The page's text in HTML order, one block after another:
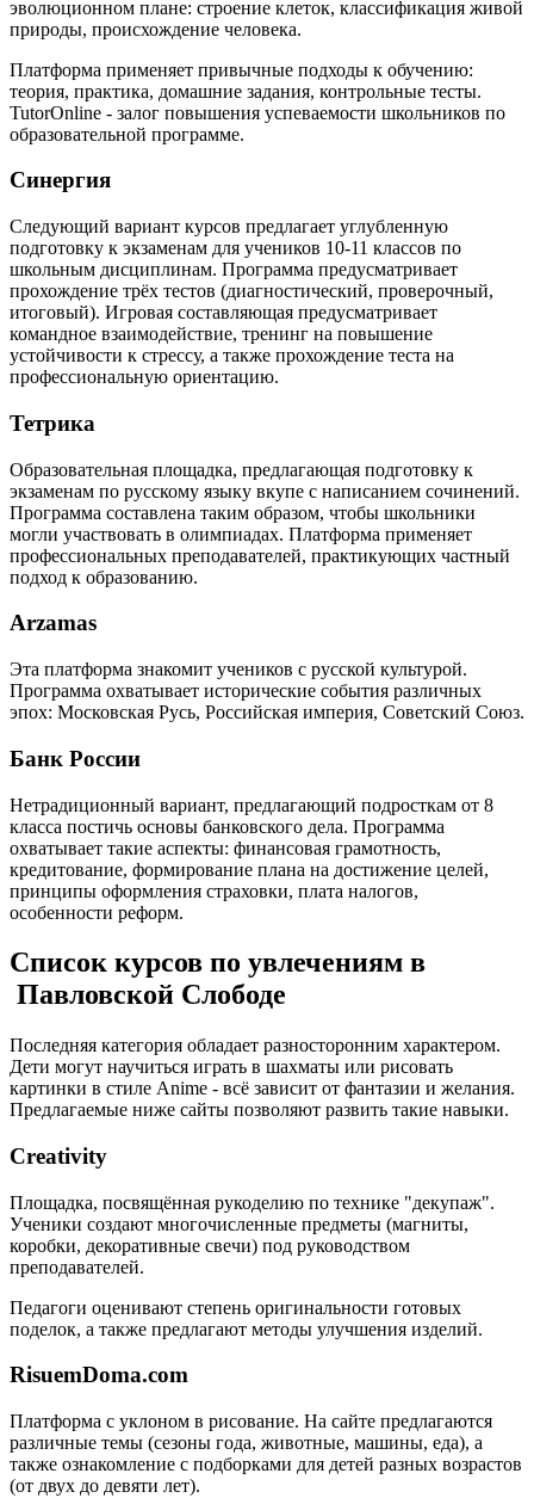
эволюционном плане: строение клеток, классификация живой
природы, происхождение человека.
Платформа применяет привычные подходы к обучению:
теория, практика, домашние задания, контрольные тесты.
TutorOnline - залог повышения успеваемости школьников по
образовательной программе.
Синергия
Следующий вариант курсов предлагает углубленную
подготовку к экзаменам для учеников 10-11 классов по
школьным дисциплинам. Программа предусматривает
прохождение трёх тестов (диагностический, проверочный,
итоговый). Игровая составляющая предусматривает
командное взаимодействие, тренинг на повышение
устойчивости к стрессу, а также прохождение теста на
профессиональную ориентацию.
Тетрика
Образовательная площадка, предлагающая подготовку к
экзаменам по русскому языку вкупе с написанием сочинений.
Программа составлена таким образом, чтобы школьники
могли участвовать в олимпиадах. Платформа применяет
профессиональных преподавателей, практикующих частный
подход к образованию.
Arzamas
Эта платформа знакомит учеников с русской культурой.
Программа охватывает исторические события различных
эпох: Московская Русь, Российская империя, Советский Союз.
Банк России
Нетрадиционный вариант, предлагающий подросткам от 8
класса постичь основы банковского дела. Программа
охватывает такие аспекты: финансовая грамотность,
кредитование, формирование плана на достижение целей,
принципы оформления страховки, плата налогов,
особенности реформ.
Список курсов по увлечениям в
Павловской Слободе
Последняя категория обладает разносторонним характером.
Дети могут научиться играть в шахматы или рисовать
картинки в стиле Anime - всё зависит от фантазии и желания.
Предлагаемые ниже сайты позволяют развить такие навыки.
Creativity
Площадка, посвящённая рукоделию по технике "декупаж".
Ученики создают многочисленные предметы (магниты,
коробки, декоративные свечи) под руководством
преподавателей.
Педагоги оценивают степень оригинальности готовых
поделок, а также предлагают методы улучшения изделий.
RisuemDoma.com
Платформа с уклоном в рисование. На сайте предлагаются
различные темы (сезоны года, животные, машины, еда), а
также ознакомление с подборками для детей разных возрастов
(от двух до девяти лет).